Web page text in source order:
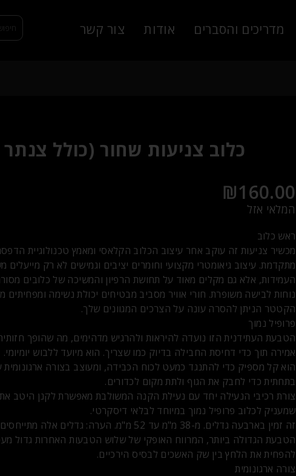
מדריכים והסברים אודות צור קשר
כלוב צניעות שחור (כולל
₪160.00
המלאי אזל
ראש כלוב
מכשיר צניעות זה עוקב אחר עיצוב הכלוב הקלאסי ומאמץ טכנולוגיית
מתקדמת. עיצוב גיאומטרי מקצועי וחומרים יציבים וגמישים לא רק
העמידות, אלא גם מקלים מאוד על תחושת הרפיון והמשיכה של כלובים
נוחות לבישה משופרת. חורי אוויר מסביב מבטיחים יכולת נשימה ומפחיתים
הקטטר הניתן להסרה עונה על הצרכים המגוונים שלך.
פרופיל נמוך
הטבעת העתידנית הזו נועדה להיראות ולהרגיש מדהימים, מה שהופך
אמירה תוך כדי דחיסת החבילה בדיוק כמו שצריך. הוא מיועד ללבוש יומיומי.
הוא קל מספיק כדי להתנגד כמעט לכוח הכבידה, ומעוצב בצורה
בתחתית כדי לחבק את הגוף ולתת מקום לכדורים.
צורת רכיבי הנעילה יחד עם נעילת הקנה המשולבת מאפשרת לקנן היטב
שמעניק לכלוב פרופיל נמוך במיוחד לבלאי דיסקרטי.
זה זמין בארבעה גדלים. מ-38 מ"מ עד 52 מ"מ. הערה:
הטבעת הגדולה ביותר, המרווח האופקי של שלוש הטבעות האחרות גדול
להפחית את הלחץ בין שק האשכים לבסיס הירכיים.
צורה ארגונומית